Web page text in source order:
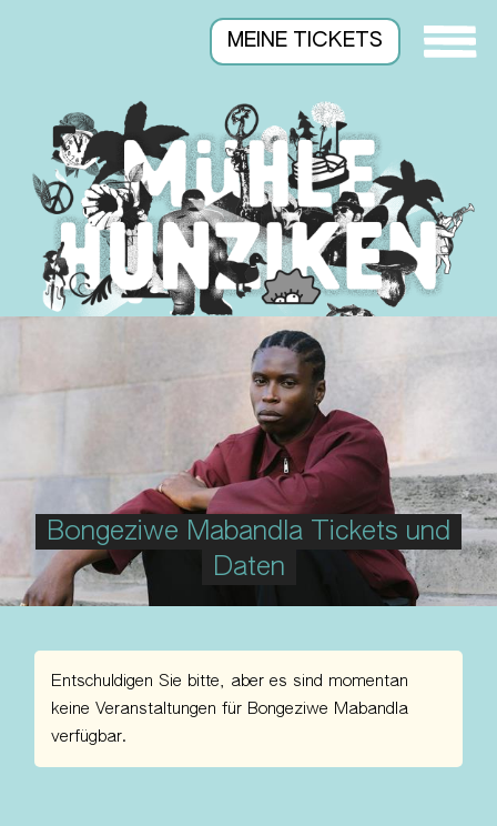
MEINE TICKETS
Suchen
Bongeziwe Mabandla Tickets und
Daten
Entschuldigen Sie bitte, aber es sind momentan
keine Veranstaltungen für Bongeziwe Mabandla
verfügbar.